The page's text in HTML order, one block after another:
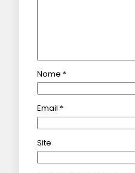
Nome *
Email *
Site